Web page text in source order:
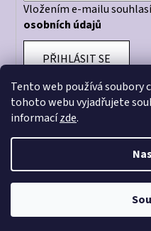
Tento web používá soubory
tohoto webu vyjadřujete
informacízde.
Vložením e-mailu
osobních údajů
PŘIHLÁSIT SE
Otevírací doba
Copyright 2026CRAZY